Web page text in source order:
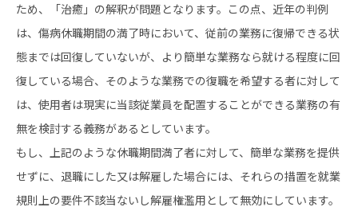
ため、「治癒」の解釈が問題となります。この点、近年の判例
は、傷病休職期間の満了時において、従前の業務に復帰できる状
態までは回復していないが、より簡単な業務なら就ける程度に回
復している場合、そのような業務での復職を希望する者に対して
は、使用者は現実に当該従業員を配置することができる業務の有
無を検討する義務があるとしています。
もし、上記のような休職期間満了者に対して、簡単な業務を提供
せずに、退職にした又は解雇した場合には、それらの措置を就業
規則上の要件不該当ないし解雇権濫用として無効にしています。